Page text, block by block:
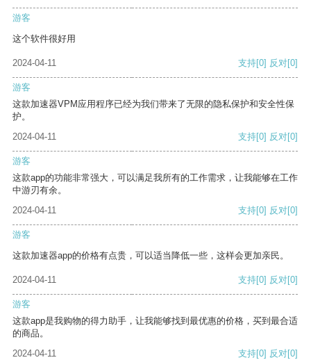
游客
这个软件很好用
2024-04-11 支持[0] 反对[0]
游客
这款加速器VPM应用程序已经为我们带来了无限的隐私保护和安全性保
护。
2024-04-11
支持[0] 反对[0]
游客
这款app的功能非常强大，可以满足我所有的工作需求，让我能够在工作
中游刃有余。
2024-04-11
支持[0] 反对[0]
游客
这款加速器app的价格有点贵，可以适当降低一些，这样会更加亲民。
2024-04-11 支持[0] 反对[0]
游客
这款app是我购物的得力助手，让我能够找到最优惠的价格，买到最合适
的商品。
2024-04-11
支持[0] 反对[0]